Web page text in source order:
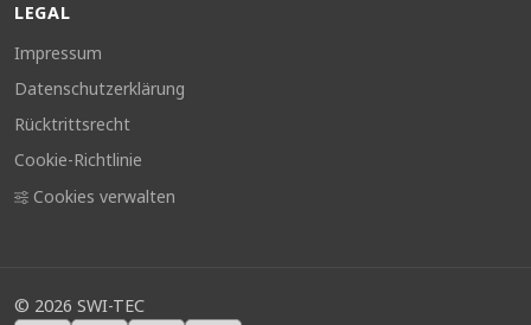
LEGAL
Impressum
Datenschutzerklärung
Rücktrittsrecht
Cookie-Richtlinie
Cookies verwalten
© 2026 SWI-TEC